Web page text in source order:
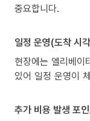
중요합니다.
일정 운영(도착 시
현장에는 엘리베
있어 일정 운영이
추가 비용 발생 포